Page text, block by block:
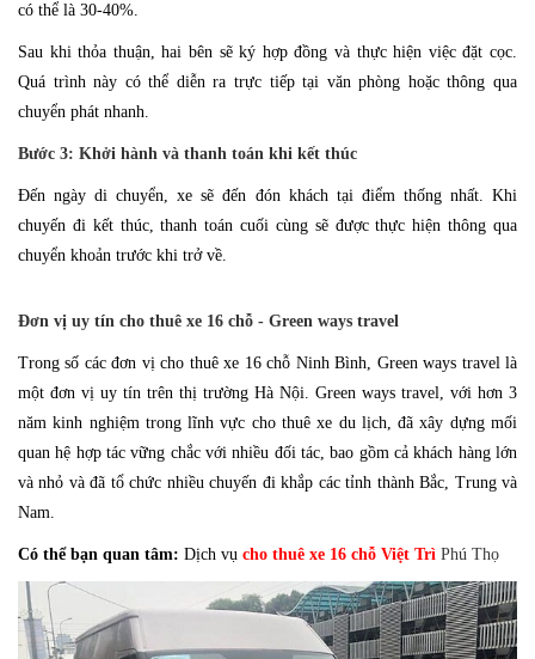
có thể là 30-40%.
Sau khi thỏa thuận, hai bên sẽ ký hợp đồng và thực hiện việc đặt cọc.
Quá trình này có thể diễn ra trực tiếp tại văn phòng hoặc thông qua
chuyển phát nhanh.
Bước 3: Khởi hành và thanh toán khi kết thúc
Đến ngày di chuyển, xe sẽ đến đón khách tại điểm thống nhất. Khi
chuyến đi kết thúc, thanh toán cuối cùng sẽ được thực hiện thông qua
chuyển khoản trước khi trở về.
Đơn vị uy tín cho thuê xe 16 chỗ - Green ways travel
Trong số các đơn vị cho thuê xe 16 chỗ Ninh Bình, Green ways travel là
một đơn vị uy tín trên thị trường Hà Nội. Green ways travel, với hơn 3
năm kinh nghiệm trong lĩnh vực cho thuê xe du lịch, đã xây dựng mối
quan hệ hợp tác vững chắc với nhiều đối tác, bao gồm cả khách hàng lớn
và nhỏ và đã tổ chức nhiều chuyến đi khắp các tỉnh thành Bắc, Trung và
Nam.
Có thể bạn quan tâm: Dịch vụ cho thuê xe 16 chỗ Việt Trì Phú Thọ